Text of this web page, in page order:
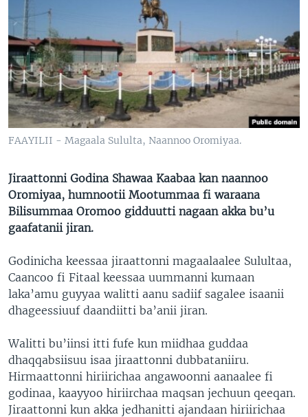
FAAYILII - Magaala Sululta, Naannoo Oromiyaa.
Jiraattonni Godina Shawaa Kaabaa kan naannoo
Oromiyaa, humnootii Mootummaa fi waraana
Bilisummaa Oromoo gidduutti nagaan akka bu’u
gaafatanii jiran.
Godinicha keessaa jiraattonni magaalaalee Sulultaa,
Caancoo fi Fitaal keessaa uummanni kumaan
laka’amu guyyaa walitti aanu sadiif sagalee isaanii
dhageessiuuf daandiitti ba’anii jiran.
Walitti bu’iinsi itti fufe kun miidhaa guddaa
dhaqqabsiisuu isaa jiraattonni dubbataniiru.
Hirmaattonni hiriirichaa angawoonni aanaalee fi
godinaa, kaayyoo hiriirchaa maqsan jechuun qeeqan.
Jiraattonni kun akka jedhanitti ajandaan hiriirichaa